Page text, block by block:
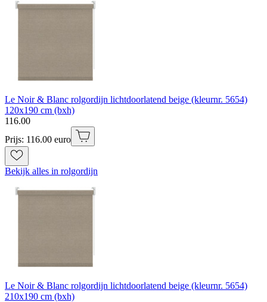
Le Noir & Blanc rolgordijn lichtdoorlatend beige (kleurnr. 5654)
120x190 cm (bxh)
116.00
Prijs: 116.00 euro
Bekijk alles in rolgordijn
Le Noir & Blanc rolgordijn lichtdoorlatend beige (kleurnr. 5654)
210x190 cm (bxh)